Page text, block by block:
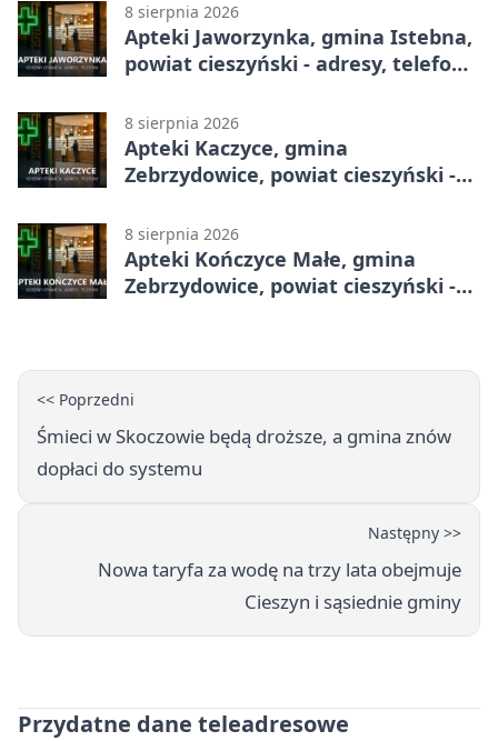
8 sierpnia 2026
Apteki Jaworzynka, gmina Istebna,
powiat cieszyński - adresy, telefony,
8 sierpnia 2026
Apteki Kaczyce, gmina
Zebrzydowice, powiat cieszyński -
8 sierpnia 2026
Apteki Kończyce Małe, gmina
Zebrzydowice, powiat cieszyński -
<< Poprzedni
Śmieci w Skoczowie będą droższe, a gmina znów
dopłaci do systemu
Następny >>
Nowa taryfa za wodę na trzy lata obejmuje
Cieszyn i sąsiednie gminy
Przydatne dane teleadresowe